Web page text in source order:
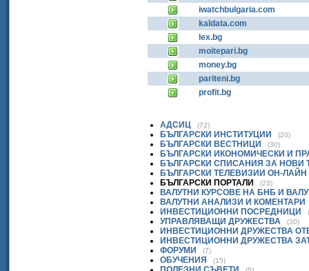
iwatchbulgaria.com
kaldata.com
lex.bg
moitepari.bg
money.bg
pariteni.bg
profit.bg
АДСИЦ (72)
БЪЛГАРСКИ ИНСТИТУЦИИ (20)
БЪЛГАРСКИ ВЕСТНИЦИ (30)
БЪЛГАРСКИ ИКОНОМИЧЕСКИ И
БЪЛГАРСКИ СПИСАНИЯ ЗА НОВИ
БЪЛГАРСКИ ТЕЛЕВИЗИИ ОН-ЛАЙН
БЪЛГАРСКИ ПОРТАЛИ
(23)
ВАЛУТНИ КУРСОВЕ НА БНБ И
ВАЛУТНИ АНАЛИЗИ И КОМЕНТАРИ
ИНВЕСТИЦИОННИ ПОСРЕДНИЦИ
УПРАВЛЯВАЩИ ДРУЖЕСТВА (30)
ИНВЕСТИЦИОННИ ДРУЖЕСТВА
ИНВЕСТИЦИОННИ ДРУЖЕСТВА
ФОРУМИ
(7)
ОБУЧЕНИЯ (15)